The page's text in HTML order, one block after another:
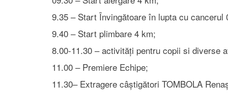
9.35 – Start Învingătoare în lupta cu
9.40 – Start plimbare 4 km;
8.00-11.30 – activități pentru copii si diverse
11.00 – Premiere Echipe;
11.30– Extragere câștigători TOMBOLA